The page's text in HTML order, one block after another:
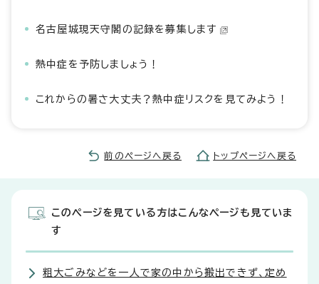
名古屋城現天守閣の記録を募集します
熱中症を予防しましょう！
これからの暑さ大丈夫？熱中症リスクを見てみよう！
前のページへ戻る トップページへ戻る
このページを見ている方はこんなページも見ていま
す
粗大ごみなどを一人で家の中から搬出できず、定め